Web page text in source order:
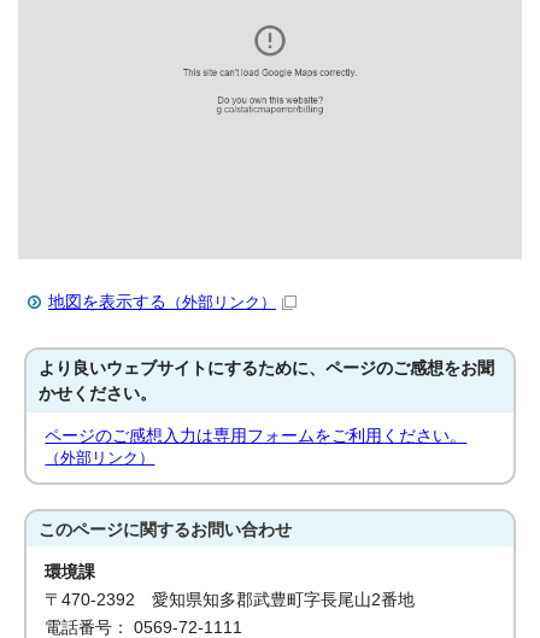
地図を表示する （外部リンク）
より良いウェブサイトにするために、ページのご感想をお聞
かせください。
ページのご感想入力は専用フォームをご利用ください。
（外部リンク）
このページに関するお問い合わせ
環境課
〒470-2392 愛知県知多郡武豊町字長尾山2番地
電話番号： 0569-72-1111